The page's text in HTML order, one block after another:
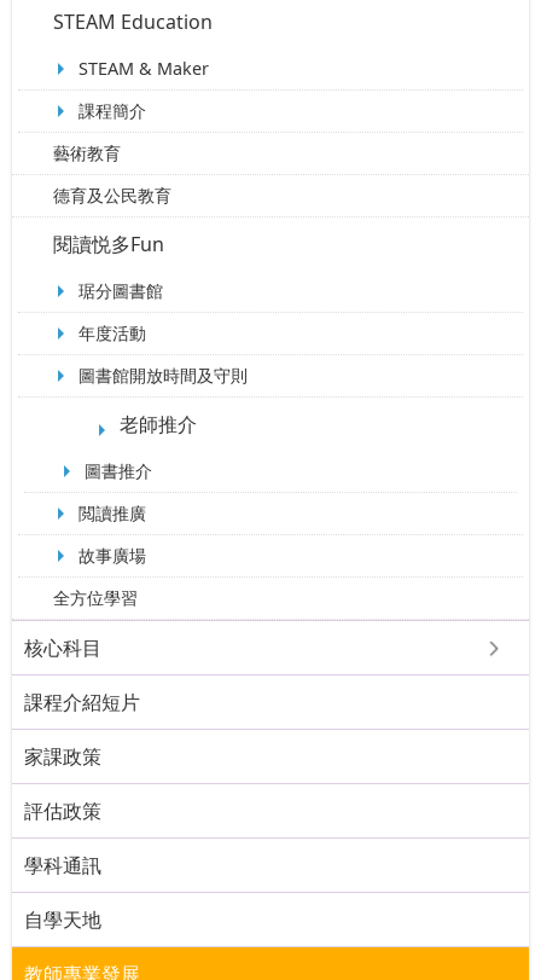
STEAM Education
STEAM & Maker
課程簡介
藝術教育
德育及公民教育
閱讀悦多Fun
琚分圖書館
年度活動
圖書館開放時間及守則
老師推介
圖書推介
閲讀推廣
故事廣場
全方位學習
核心科目
課程介紹短片
家課政策
評估政策
學科通訊
自學天地
教師專業發展